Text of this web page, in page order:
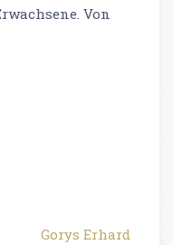
Von
Gorys Erhard